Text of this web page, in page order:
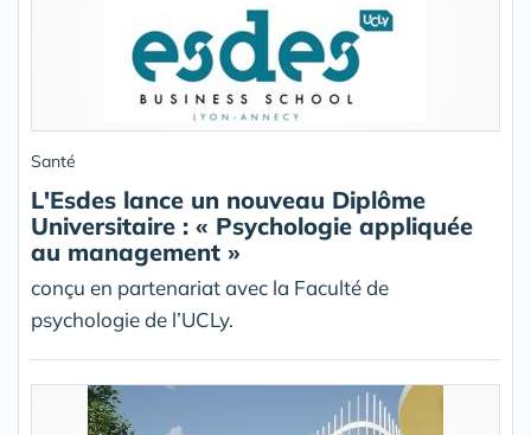
Santé
L'Esdes lance un nouveau Diplôme
Universitaire : « Psychologie appliquée
au management »
conçu en partenariat avec la Faculté de
psychologie de l’UCLy.